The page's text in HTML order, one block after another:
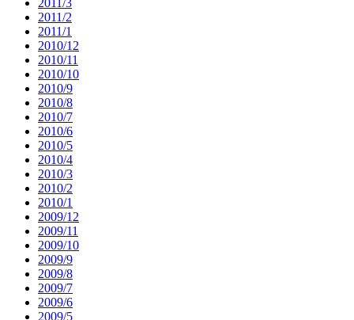
2011/2
2011/1
2010/12
2010/11
2010/10
2010/9
2010/8
2010/7
2010/6
2010/5
2010/4
2010/3
2010/2
2010/1
2009/12
2009/11
2009/10
2009/9
2009/8
2009/7
2009/6
2009/5